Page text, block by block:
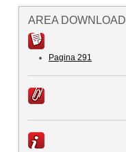
AREA DOWNLOAD
Pagina 291